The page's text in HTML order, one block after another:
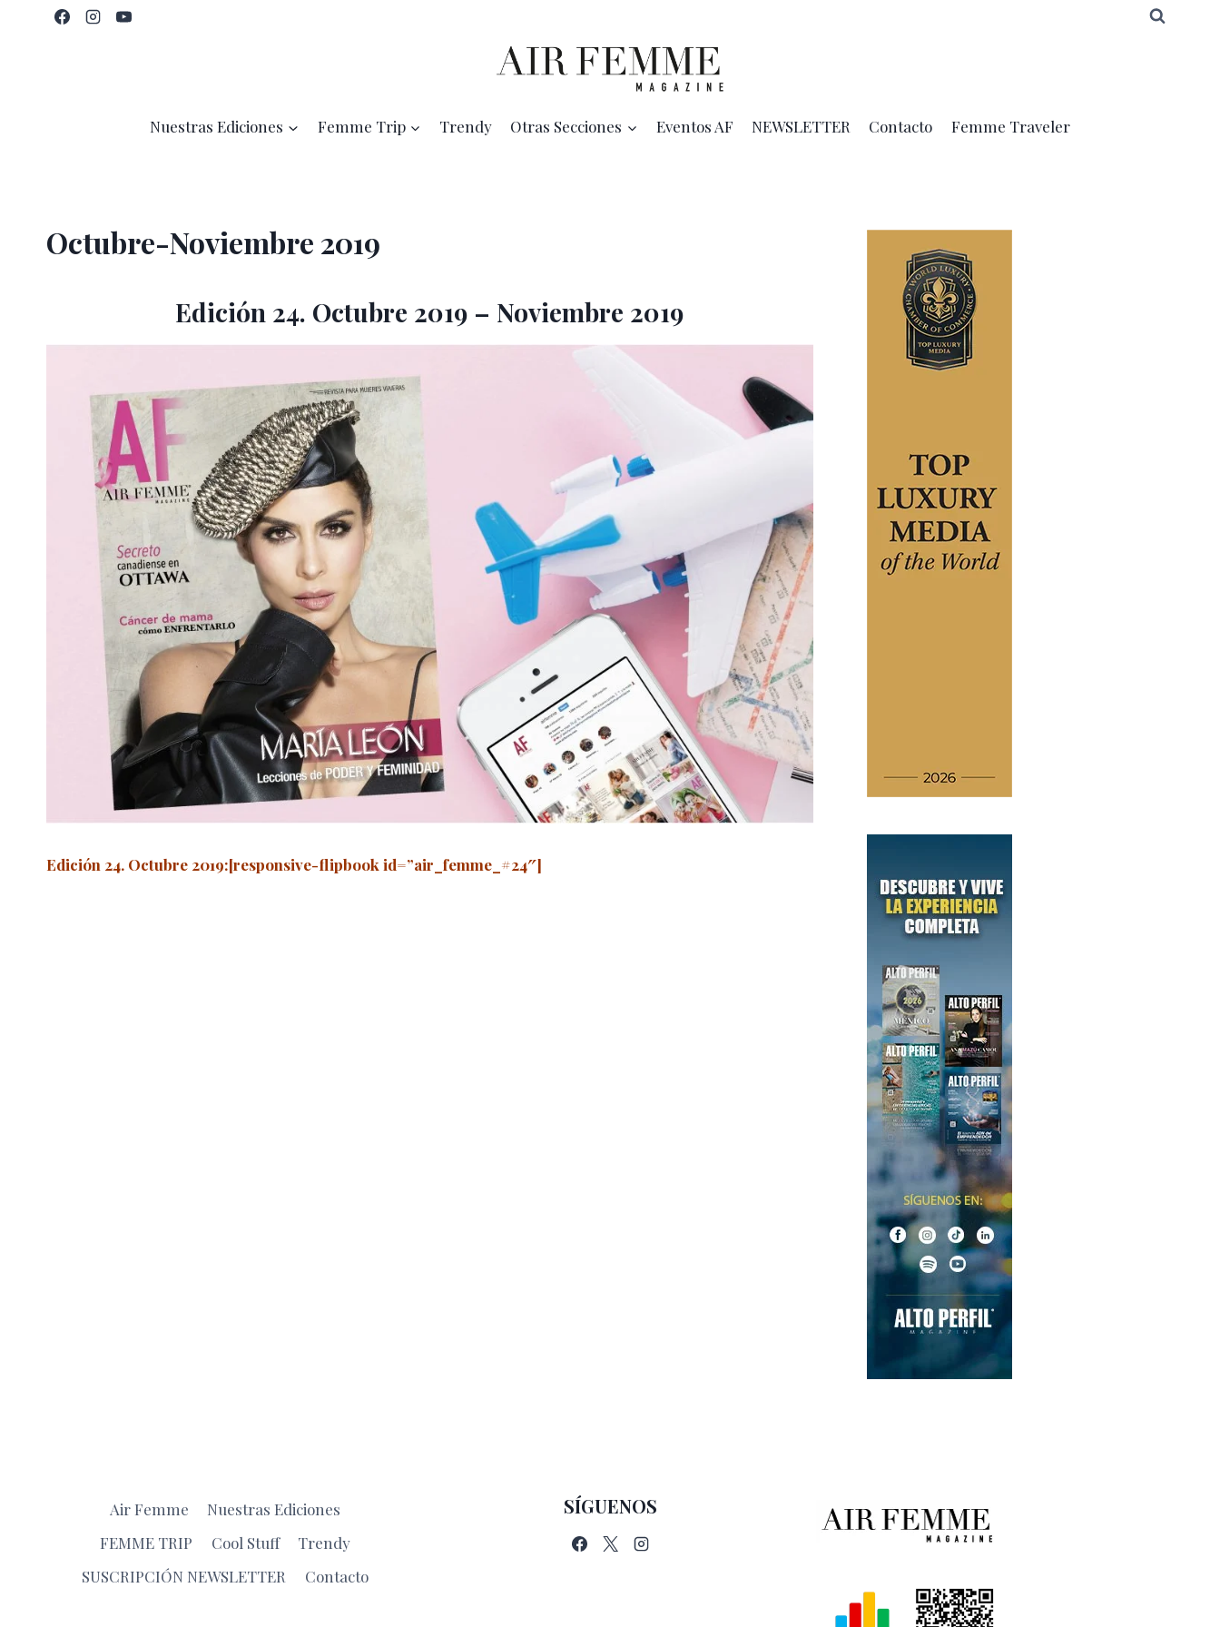
Nuestras Ediciones Femme Trip Trendy Otras Secciones Eventos AF NEWSLETTER Contacto Femme Traveler
Octubre-Noviembre 2019
Edición 24. Octubre 2019 – Noviembre 2019
Edición 24. Octubre 2019:[responsive-flipbook id=”air_femme_#24″]
Air Femme
Nuestras Ediciones
FEMME TRIP
Cool Stuff
Trendy
SUSCRIPCIÓN NEWSLETTER
Contacto
SÍGUENOS